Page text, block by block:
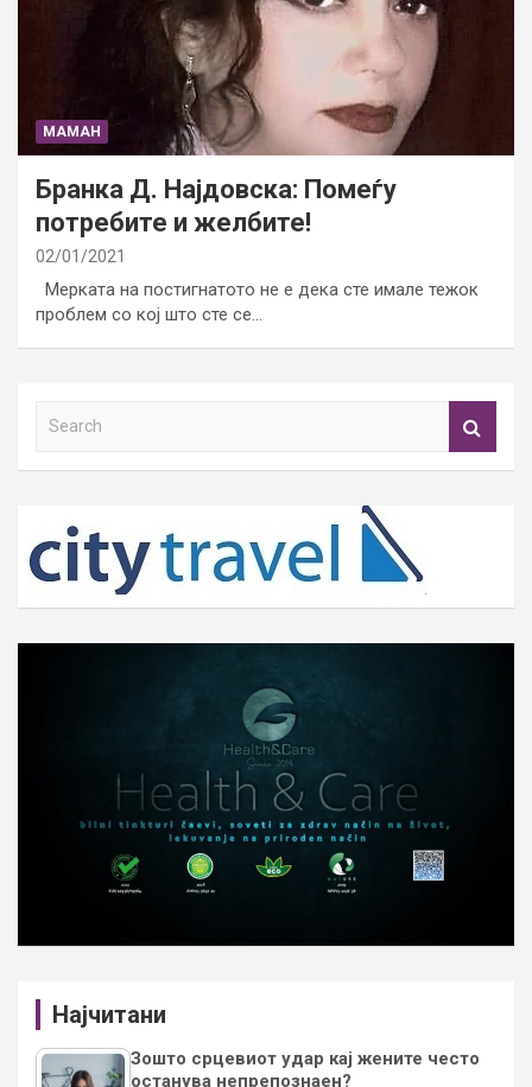
МАМАН
Бранка Д. Најдовска: Помеѓу
потребите и желбите!
02/01/2021
Мерката на постигнатото не е дека сте имале тежок
проблем со кој што сте се…
h
Најчитани
Зошто срцевиот удар кај жените често
останува непрепознаен?